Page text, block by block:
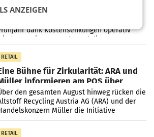
MAILAND/AMSTERDAM. Der
dank Kostensenkungen operativ
wieder Gewinn gemacht und die
RETAIL
Bühne für Zirkularität: ARA und
informieren am POS über
den gesamten August hinweg rücken die
Recycling Austria AG (ARA) und der
Müller die Initiative
Helden“ in allen österreichischen
Filialen
RETAIL
ANZEIGEN